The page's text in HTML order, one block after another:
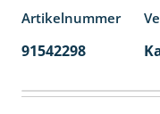
Artikelnummer
91542298